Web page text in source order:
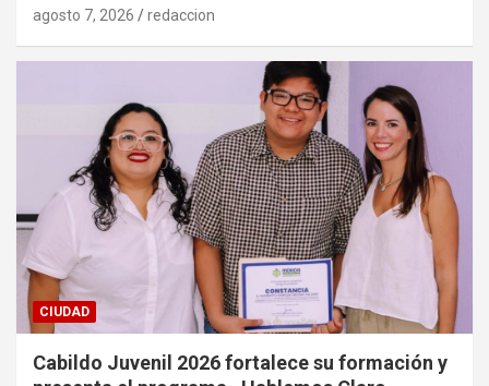
agosto 7, 2026 redaccion
CIUDAD
Cabildo Juvenil 2026 fortalece su formación y